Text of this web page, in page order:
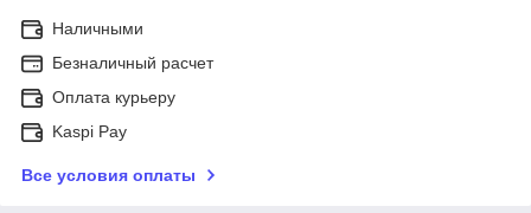
Наличными
Безналичный расчет
Оплата курьеру
Kaspi Pay
Все условия оплаты